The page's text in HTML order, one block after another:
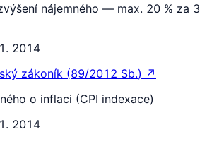
nájemného — max. 20 % za 3
2014
zákoník (89/2012 Sb.) ↗
o inflaci (CPI indexace)
2014